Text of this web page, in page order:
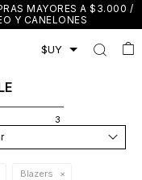
MAYORES A $3.000 /
Y CANELONES
Recomendados
Blazers